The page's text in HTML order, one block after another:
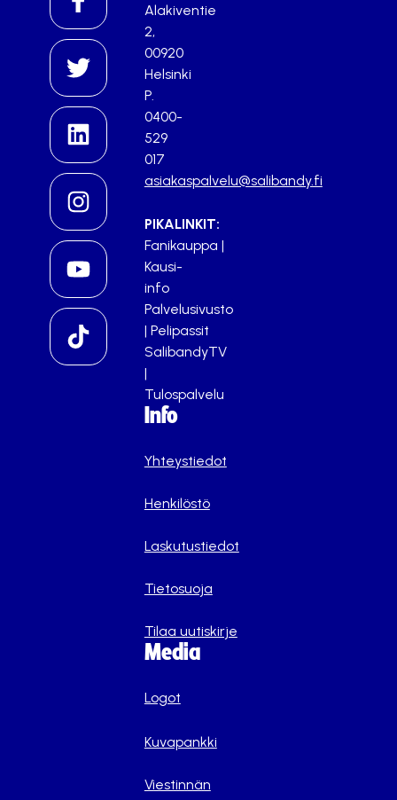
Alakiventie
2,
00920
Helsinki
P.
0400-
529
017
asiakaspalvelu@salibandy.fi
PIKALINKIT:
Fanikauppa |
Kausi-
info
Palvelusivusto
| Pelipassit
SalibandyTV
|
Tulospalvelu
Info
Yhteystiedot
Henkilöstö
Laskutustiedot
Tietosuoja
Tilaa uutiskirje
Media
Logot
Kuvapankki
Viestinnän